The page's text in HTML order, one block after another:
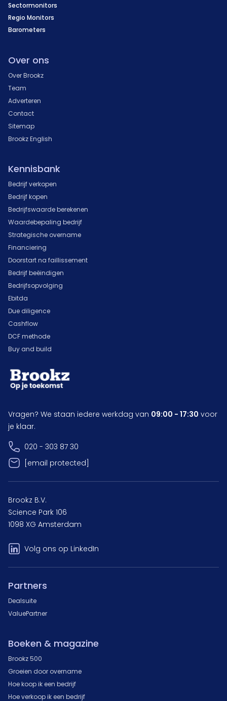
Sectormonitors
Regio Monitors
Barometers
Over ons
Over Brookz
Team
Adverteren
Contact
Sitemap
Brookz English
Kennisbank
Bedrijf verkopen
Bedrijf kopen
Bedrijfswaarde berekenen
Waardebepaling bedrijf
Strategische overname
Financiering
Doorstart na faillissement
Bedrijf beëindigen
Bedrijfsopvolging
Ebitda
Due diligence
Cashflow
DCF methode
Buy and build
Vragen? We staan iedere werkdag van 09:00 - 17:30 voor
je klaar.
020 - 303 87 30
[email protected]
Brookz B.V.
Science Park 106
1098 XG Amsterdam
Volg ons op LinkedIn
Partners
Dealsuite
ValuePartner
Boeken & magazine
Brookz 500
Groeien door overname
Hoe koop ik een bedrijf
Hoe verkoop ik een bedrijf